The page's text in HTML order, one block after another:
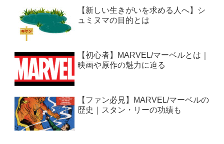
【新しい生きがいを求める人へ】シ
ュミヌマの目的とは
【初心者】MARVEL/マーベルとは｜
映画や原作の魅力に迫る
【ファン必見】MARVEL/マーベルの
歴史｜スタン・リーの功績も